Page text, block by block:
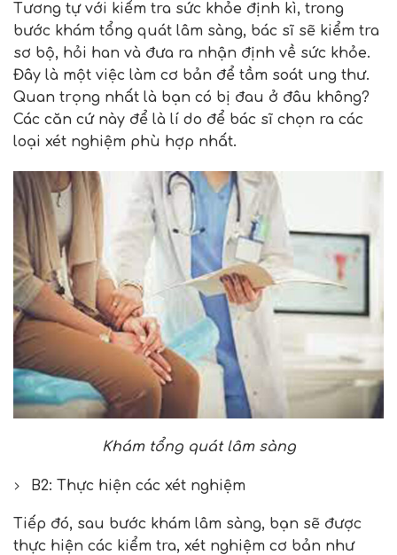
Tương tự với kiểm tra sức khỏe định kì, trong
bước khám tổng quát lâm sàng, bác sĩ sẽ kiểm tra
sơ bộ, hỏi han và đưa ra nhận định về sức khỏe.
Đây là một việc làm cơ bản để tầm soát ung thư.
Quan trọng nhất là bạn có bị đau ở đâu không?
Các căn cứ này để là lí do để bác sĩ chọn ra các
loại xét nghiệm phù hợp nhất.
Khám tổng quát lâm sàng
B2: Thực hiện các xét nghiệm
Tiếp đó, sau bước khám lâm sàng, bạn sẽ được
thực hiện các kiểm tra, xét nghiệm cơ bản như